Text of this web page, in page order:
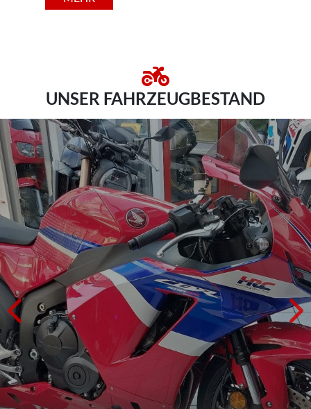
UNSER FAHRZEUGBESTAND